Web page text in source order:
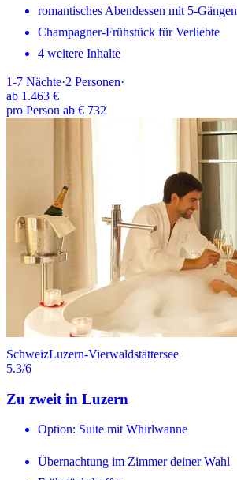
romantisches Abendessen mit 5-Gängen
Champagner-Frühstück für Verliebte
4 weitere Inhalte
1-7 Nächte·2 Personen·
ab 1.463 €
pro Person ab € 732
SchweizLuzern-Vierwaldstättersee
5.3/6
Zu zweit in Luzern
Option: Suite mit Whirlwanne
Übernachtung im Zimmer deiner Wahl